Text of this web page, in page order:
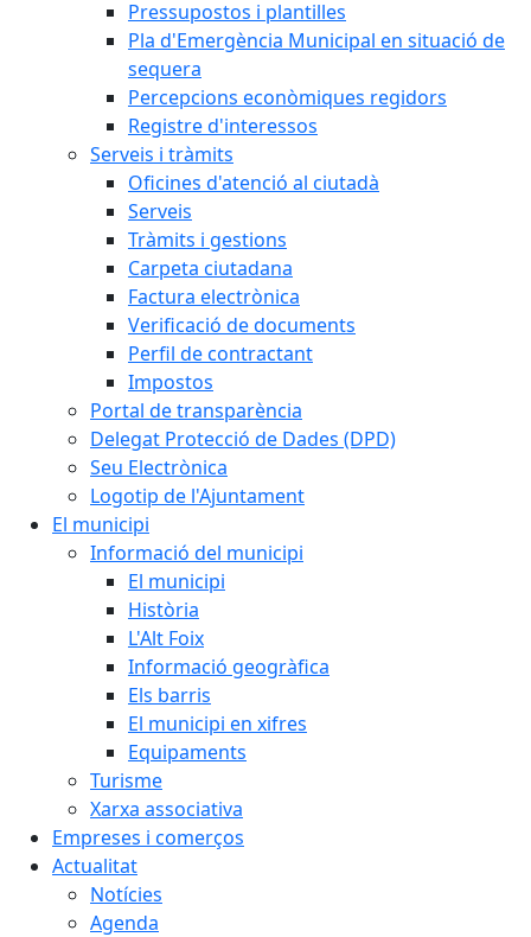
Pressupostos i plantilles
Pla d'Emergència Municipal en situació de
sequera
Percepcions econòmiques regidors
Registre d'interessos
Serveis i tràmits
Oficines d'atenció al ciutadà
Serveis
Tràmits i gestions
Carpeta ciutadana
Factura electrònica
Verificació de documents
Perfil de contractant
Impostos
Portal de transparència
Delegat Protecció de Dades (DPD)
Seu Electrònica
Logotip de l'Ajuntament
El municipi
Informació del municipi
El municipi
Història
L'Alt Foix
Informació geogràfica
Els barris
El municipi en xifres
Equipaments
Turisme
Xarxa associativa
Empreses i comerços
Actualitat
Notícies
Agenda